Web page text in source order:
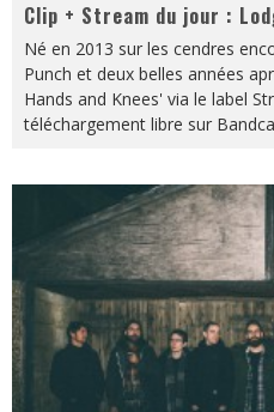
Clip + Stream du jour :
Né en 2013 sur les cendres
Punch et deux belles années
Hands and Knees' via le label
téléchargement libre sur